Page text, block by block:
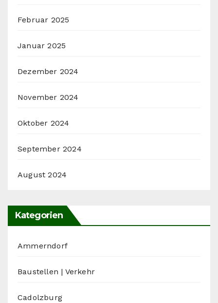
Februar 2025
Januar 2025
Dezember 2024
November 2024
Oktober 2024
September 2024
August 2024
Kategorien
Ammerndorf
Baustellen | Verkehr
Cadolzburg